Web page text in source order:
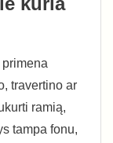
travertino ar
ramią,
tampa fonu,